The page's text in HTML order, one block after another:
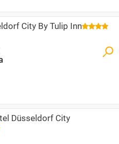
City By Tulip Inn
Düsseldorf City